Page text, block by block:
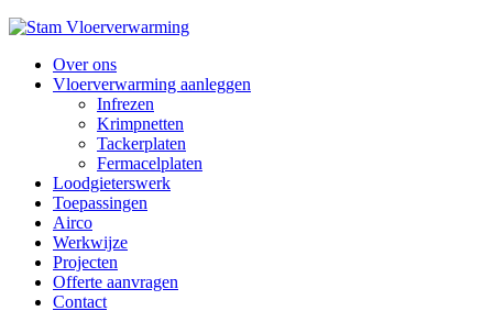
Over ons
Vloerverwarming aanleggen
Infrezen
Krimpnetten
Tackerplaten
Fermacelplaten
Loodgieterswerk
Toepassingen
Airco
Werkwijze
Projecten
Offerte aanvragen
Contact